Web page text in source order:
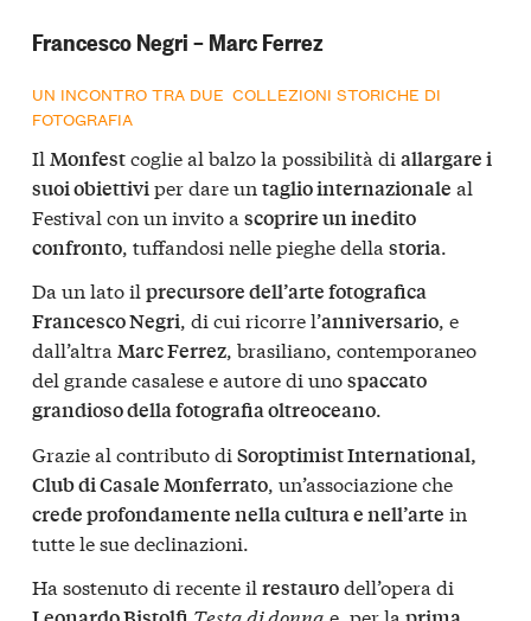
Francesco Negri – Marc Ferrez
UN INCONTRO TRA DUE COLLEZIONI STORICHE DI
FOTOGRAFIA
Il Monfestcoglie al balzo la possibilità di allargare i
suoi obiettiviper dare un taglio internazionale al
Festival con un invito a scoprire un inedito
confronto, tuffandosi nelle pieghe della storia.
Da un lato il precursore dell’arte fotografica
Francesco Negri, di cui ricorre l’anniversario, e
dall’altra Marc Ferrez, brasiliano, contemporaneo
del grande casalese e autore di unospaccato
grandioso della fotografia oltreoceano.
Grazie al contributo di Soroptimist International,
Club di Casale Monferrato, un’associazione che
crede profondamente nella cultura e nell’arte in
tutte le sue declinazioni.
Ha sostenuto di recente il restaurodell’opera di